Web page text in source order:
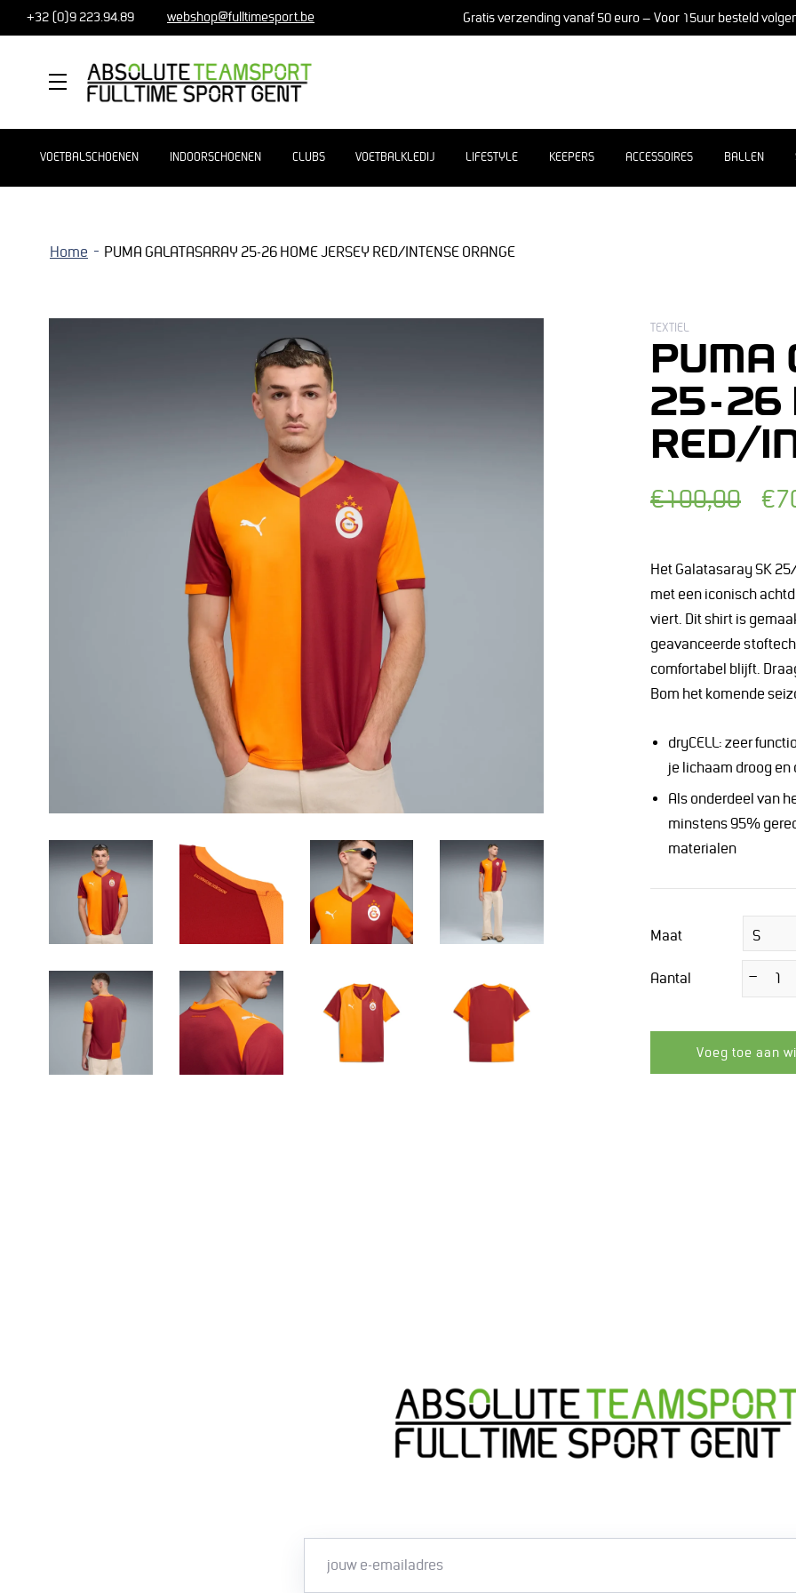
+32 (0)9 223.94.89 webshop@fulltimesport.be Gratis verzending vanaf 50 euro – Voor 15uur besteld
MENU
VOETBALSCHOENEN INDOORSCHOENEN CLUBS VOETBALKLEDIJ LIFESTYLE KEEPERS ACCESSOIRES BALLEN
Home PUMA GALATASARAY 25-26 HOME JERSEY RED/INTENSE ORANGE
TEXTIEL
PUMA
25-26
RED/
Normale
Afgeprijsde
€100,00
Het Galatasaray SK
met een iconisch
viert. Dit shirt is
geavanceerde
comfortabel blijft.
Bom het komende
dryCELL: zeer
je lichaam droog
Als onderdeel van
minstens 95%
materialen
Maat
Aantal
met
Voeg toe aan